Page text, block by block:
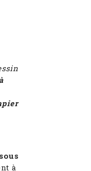
sous
à